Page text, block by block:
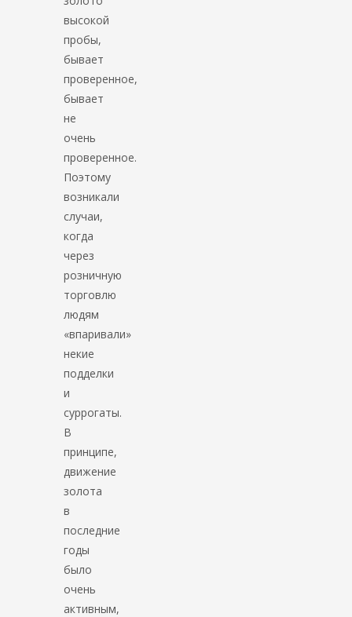
высокой
пробы,
бывает
проверенное,
бывает
не
очень
проверенное.
Поэтому
возникали
случаи,
когда
через
розничную
торговлю
людям
«впаривали»
некие
подделки
и
суррогаты.
В
принципе,
движение
золота
в
последние
годы
было
очень
активным,